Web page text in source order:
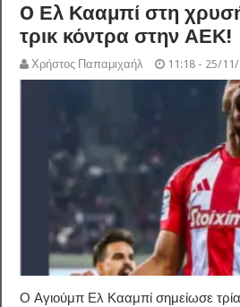
O Ελ Κααμπί στη
τρικ κόντρα στην ΑΕΚ!
Χρήστος Παπαμιχαήλ 11:18 - 25/
Ο Αγιούμπ Ελ Κααμπί σημείωσε